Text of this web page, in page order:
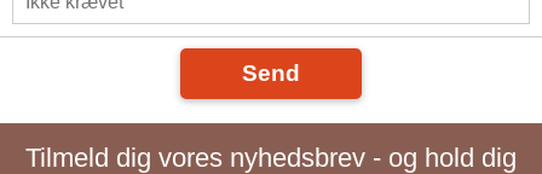
Send
Tilmeld dig vores nyhedsbrev - og hold dig